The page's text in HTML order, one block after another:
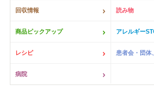
回収情報 読み物
商品ピックアップ アレルギー
レシピ 患者会・団体
病院